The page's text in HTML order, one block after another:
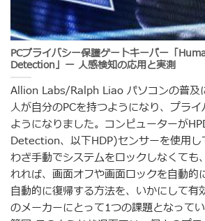
PCプライバシー保護ゲートキーパー「
Detection」ー 人感検知の応用と実測
Allion Labs/Ralph Liao パソコンの普及
人が自分のPCを持つようになり、プラ
ようになりました。コンピューターが
Detection、以下HDP)センサーを使用し
わざ手動でシステムをロックしなくても
れれば、画面オフや画面ロックを自動的
自動的に復帰する方法を、いかにして有
のメーカーにとって1つの課題となって